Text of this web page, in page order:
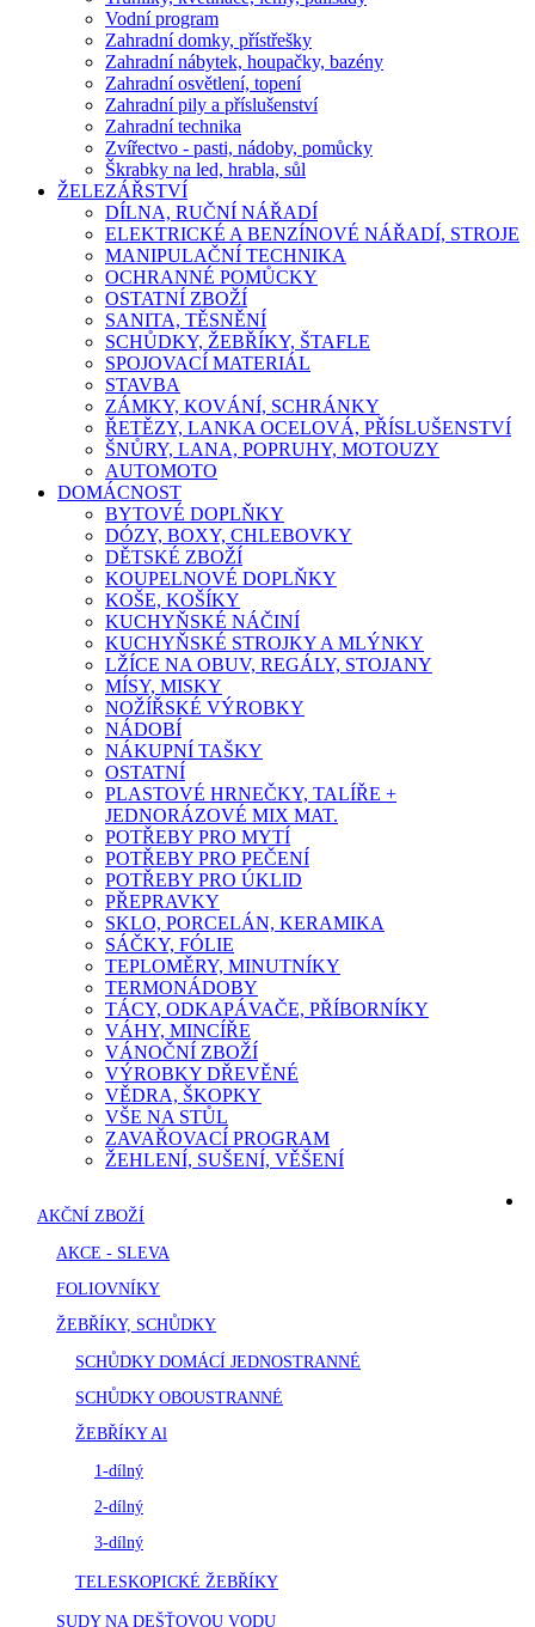
Vodní program
Zahradní domky, přístřešky
Zahradní nábytek, houpačky, bazény
Zahradní osvětlení, topení
Zahradní pily a příslušenství
Zahradní technika
Zvířectvo - pasti, nádoby, pomůcky
Škrabky na led, hrabla, sůl
ŽELEZÁŘSTVÍ
DÍLNA, RUČNÍ NÁŘADÍ
ELEKTRICKÉ A BENZÍNOVÉ NÁŘADÍ, STROJE
MANIPULAČNÍ TECHNIKA
OCHRANNÉ POMŮCKY
OSTATNÍ ZBOŽÍ
SANITA, TĚSNĚNÍ
SCHŮDKY, ŽEBŘÍKY, ŠTAFLE
SPOJOVACÍ MATERIÁL
STAVBA
ZÁMKY, KOVÁNÍ, SCHRÁNKY
ŘETĚZY, LANKA OCELOVÁ, PŘÍSLUŠENSTVÍ
ŠNŮRY, LANA, POPRUHY, MOTOUZY
AUTOMOTO
DOMÁCNOST
BYTOVÉ DOPLŇKY
DÓZY, BOXY, CHLEBOVKY
DĚTSKÉ ZBOŽÍ
KOUPELNOVÉ DOPLŇKY
KOŠE, KOŠÍKY
KUCHYŇSKÉ NÁČINÍ
KUCHYŇSKÉ STROJKY A MLÝNKY
LŽÍCE NA OBUV, REGÁLY, STOJANY
MÍSY, MISKY
NOŽÍŘSKÉ VÝROBKY
NÁDOBÍ
NÁKUPNÍ TAŠKY
OSTATNÍ
PLASTOVÉ HRNEČKY, TALÍŘE +
JEDNORÁZOVÉ MIX MAT.
POTŘEBY PRO MYTÍ
POTŘEBY PRO PEČENÍ
POTŘEBY PRO ÚKLID
PŘEPRAVKY
SKLO, PORCELÁN, KERAMIKA
SÁČKY, FÓLIE
TEPLOMĚRY, MINUTNÍKY
TERMONÁDOBY
TÁCY, ODKAPÁVAČE, PŘÍBORNÍKY
VÁHY, MINCÍŘE
VÁNOČNÍ ZBOŽÍ
VÝROBKY DŘEVĚNÉ
VĚDRA, ŠKOPKY
VŠE NA STŮL
ZAVAŘOVACÍ PROGRAM
ŽEHLENÍ, SUŠENÍ, VĚŠENÍ
AKČNÍ ZBOŽÍ
AKCE - SLEVA
FOLIOVNÍKY
ŽEBŘÍKY, SCHŮDKY
SCHŮDKY DOMÁCÍ JEDNOSTRANNÉ
SCHŮDKY OBOUSTRANNÉ
ŽEBŘÍKY Al
1-dílný
2-dílný
3-dílný
TELESKOPICKÉ ŽEBŘÍKY
SUDY NA DEŠŤOVOU VODU